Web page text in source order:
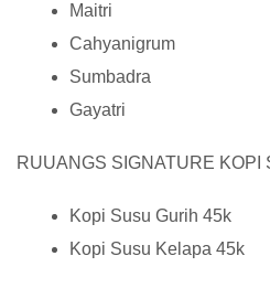
Maitri
Cahyanigrum
Sumbadra
Gayatri
RUUANGS SIGNATURE KOPI
Kopi Susu Gurih 45k
Kopi Susu Kelapa 45k